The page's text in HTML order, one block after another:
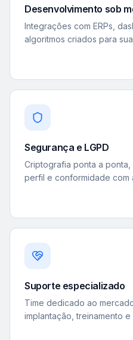
Desenvolvimento sob
Integrações com ERPs,
algoritmos criados para
Segurança e LGPD
Criptografia ponta a
perfil e conformidade com
Suporte especializado
Time dedicado ao
implantação, treinamento